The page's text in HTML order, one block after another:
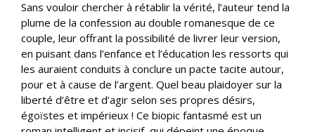
Sans vouloir chercher à rétablir la vérité, l’auteur tend la
plume de la confession au double romanesque de ce
couple, leur offrant la possibilité de livrer leur version,
en puisant dans l’enfance et l’éducation les ressorts qui
les auraient conduits à conclure un pacte tacite autour,
pour et à cause de l’argent. Quel beau plaidoyer sur la
liberté d’être et d’agir selon ses propres désirs,
égoïstes et impérieux ! Ce biopic fantasmé est un